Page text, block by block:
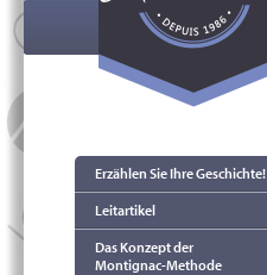
Erzählen Sie Ihre Geschichte!
Leitartikel
Das Konzept der
Montignac-Methode